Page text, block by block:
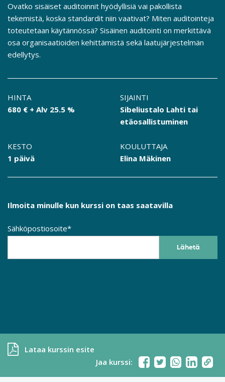
Ovatko sisäiset auditoinnit hyödyllisiä vai pakollista
tekemistä, koska standardit niin vaativat? Miten auditointeja
toteutetaan käytännössä? Sisäinen auditointi on merkittävä
osa organisaatioiden kehittämistä sekä laatujärjestelmän
edellytys.
HINTA
680 € + Alv 25.5 %
SIJAINTI
Sibeliustalo Lahti tai
etäosallistuminen
KESTO
1 päivä
KOULUTTAJA
Elina Mäkinen
Ilmoita minulle kun kurssi on taas saatavilla
Sähköpostiosoite*
Lataa kurssin esite
Jaa kurssi: